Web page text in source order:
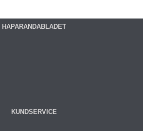
HAPARANDABLADET
KUNDSERVICE